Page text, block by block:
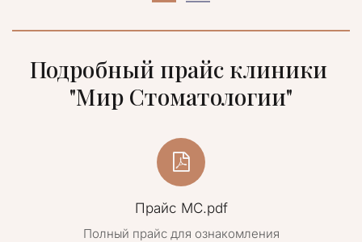
Подробный прайс клиники
"Мир Стоматологии"
Прайс МС.pdf
Полный прайс для ознакомления